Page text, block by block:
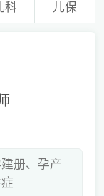
科 儿保
册、孕产